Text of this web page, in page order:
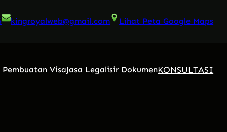
kingroyalweb@gmail.com Lihat Peta Google Maps
Pembuatan VisaJasa Legalisir DokumenKONSULTASI